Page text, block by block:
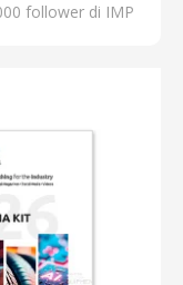
follower di IMP